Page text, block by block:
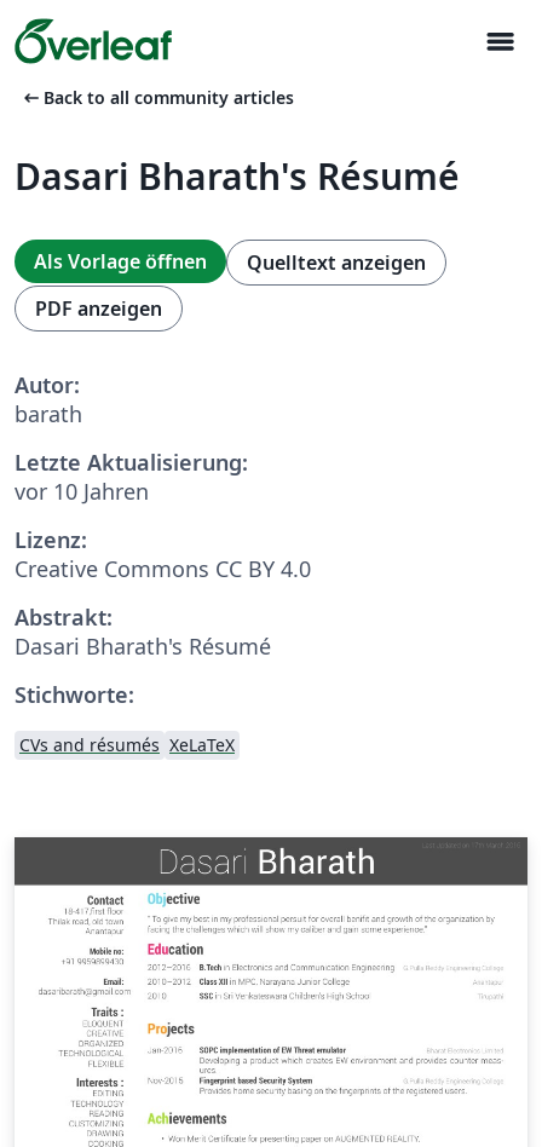
menu
arrow_left_alt Back to all community articles
Dasari Bharath's Résumé
Als Vorlage öffnen
Quelltext anzeigen
PDF anzeigen
Autor:
barath
Letzte Aktualisierung:
vor 10 Jahren
Lizenz:
Creative Commons CC BY 4.0
Abstrakt:
Dasari Bharath's Résumé
Stichworte:
CVs and résumés XeLaTeX